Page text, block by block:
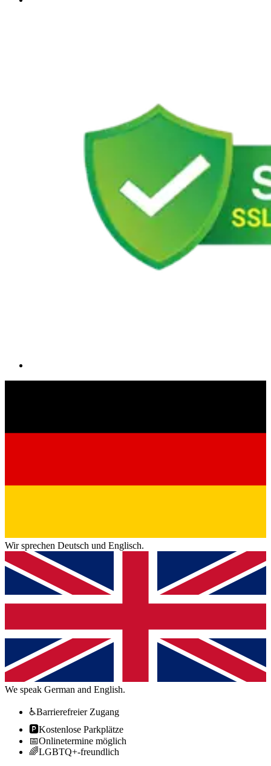
Wir sprechen Deutsch und Englisch.
We speak German and English.
♿Barrierefreier Zugang
🅿️Kostenlose Parkplätze
📅Onlinetermine möglich
🌈LGBTQ+-freundlich